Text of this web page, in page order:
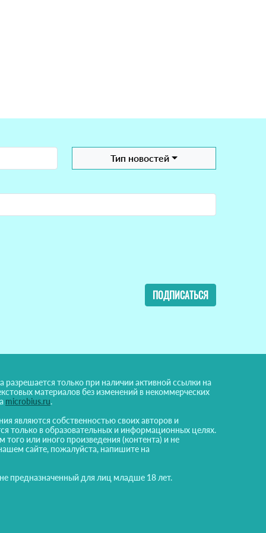
Тип новостей
ПОДПИСАТЬСЯ
разрешается только при наличии активной ссылки на
материалов без изменений в некоммерческих
microbius.ru.
являются собственностью своих авторов и
только в образовательных и информационных целях.
того или иного произведения (контента) и не
сайте, пожалуйста, напишите на
предназначенный для лиц младше 18 лет.